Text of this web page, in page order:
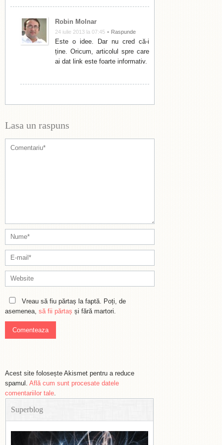
Robin Molnar
24 iulie 2013 la 07:45 - Raspunde
Este o idee. Dar nu cred că-i
ține. Oricum, articolul spre care
ai dat link este foarte informativ.
Lasa un raspuns
Vreau să fiu părtaș la faptă. Poți, de
asemenea, să fii părtaș și fără martori.
Acest site folosește Akismet pentru a reduce
spamul. Află cum sunt procesate datele
comentariilor tale.
Superblog